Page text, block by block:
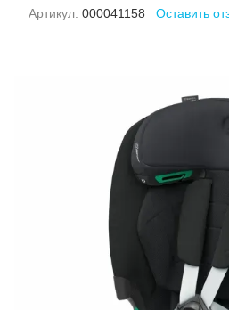
Артикул: 000041158 Оставить